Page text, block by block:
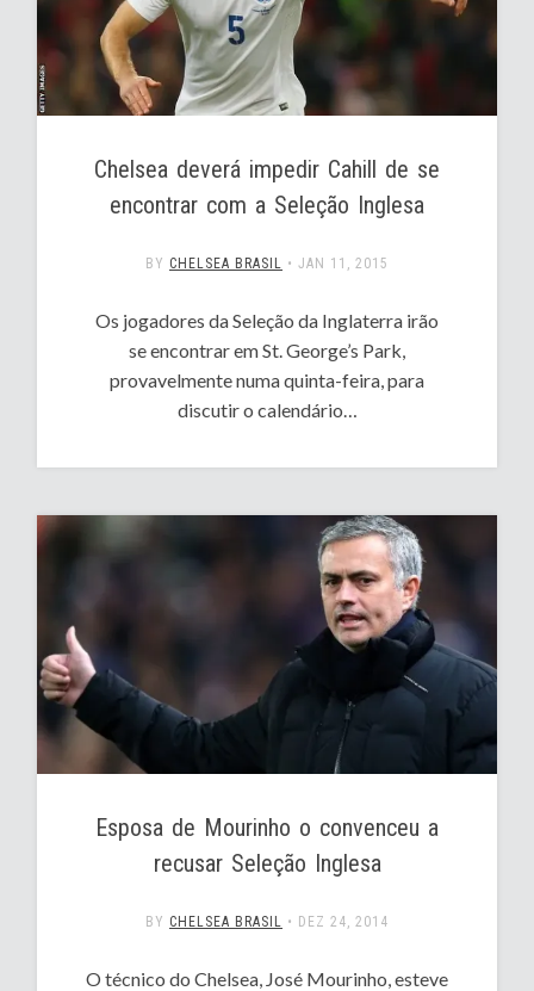
Chelsea deverá impedir Cahill de se
encontrar com a Seleção Inglesa
BY CHELSEA BRASIL • JAN 11, 2015
Os jogadores da Seleção da Inglaterra irão
se encontrar em St. George’s Park,
provavelmente numa quinta-feira, para
discutir o calendário…
Esposa de Mourinho o convenceu a
recusar Seleção Inglesa
BY CHELSEA BRASIL • DEZ 24, 2014
O técnico do Chelsea, José Mourinho, esteve